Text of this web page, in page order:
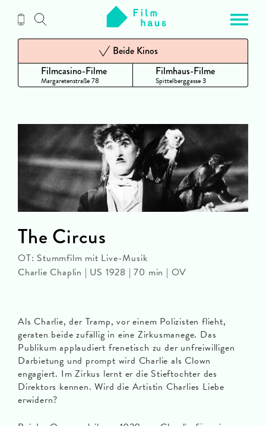
Inhalt
Filmcasino-Filme
Margaretenstraße 78
Beide Kinos
Filmhaus-Filme
Spittelberggasse 3
Als Charlie, der Tramp, vor einem Polizisten flieht,
geraten beide zufällig in eine Zirkusmanege. Das
Publikum applaudiert frenetisch zu der unfreiwilligen
Darbietung und prompt wird Charlie als Clown
engagiert. Im Zirkus lernt er die Stieftochter des
Direktors kennen. Wird die Artistin Charlies Liebe
erwidern?
The Circus
OT: Stummfilm mit Live-Musik
Charlie Chaplin | US 1928 | 70 min | OV